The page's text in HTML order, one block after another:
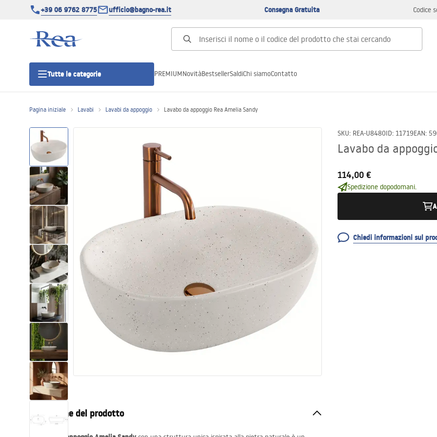
+39 06 9762 8775 ufficio@bagno-rea.it Consegna Gratuita Codice
Tutte le categorie
Porte doccia
Piatti doccia da bagno
Canaline di scarico
Set di vaso WC e bidet
Lavabi
Vasche da bagno e schermi vasca
Rubinetti da bagno
Set doccia
Cucina
Accessori e mobili da bagno
PREMIUMNovitàBestsellerSaldiChi siamoContatto
Pagina iniziale Lavabi Lavabi da appoggio Lavabo da appoggio Rea Amelia Sandy
SKU: REA-U8480ID: 11719EAN:
Lavabo da
114,00 €
Spedizione dopodomani.
Chiedi informazioni sul
Descrizione del prodotto